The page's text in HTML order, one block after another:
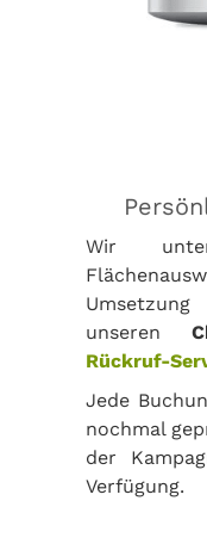
Wir
unseren
Rückruf-
Jede
nochmal
der
Verfügung.